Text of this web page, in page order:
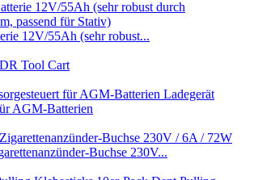
12V/55Ah (sehr robust...
Tool Cart
Ladegerät
AGM-Batterien
Buchse 230V...